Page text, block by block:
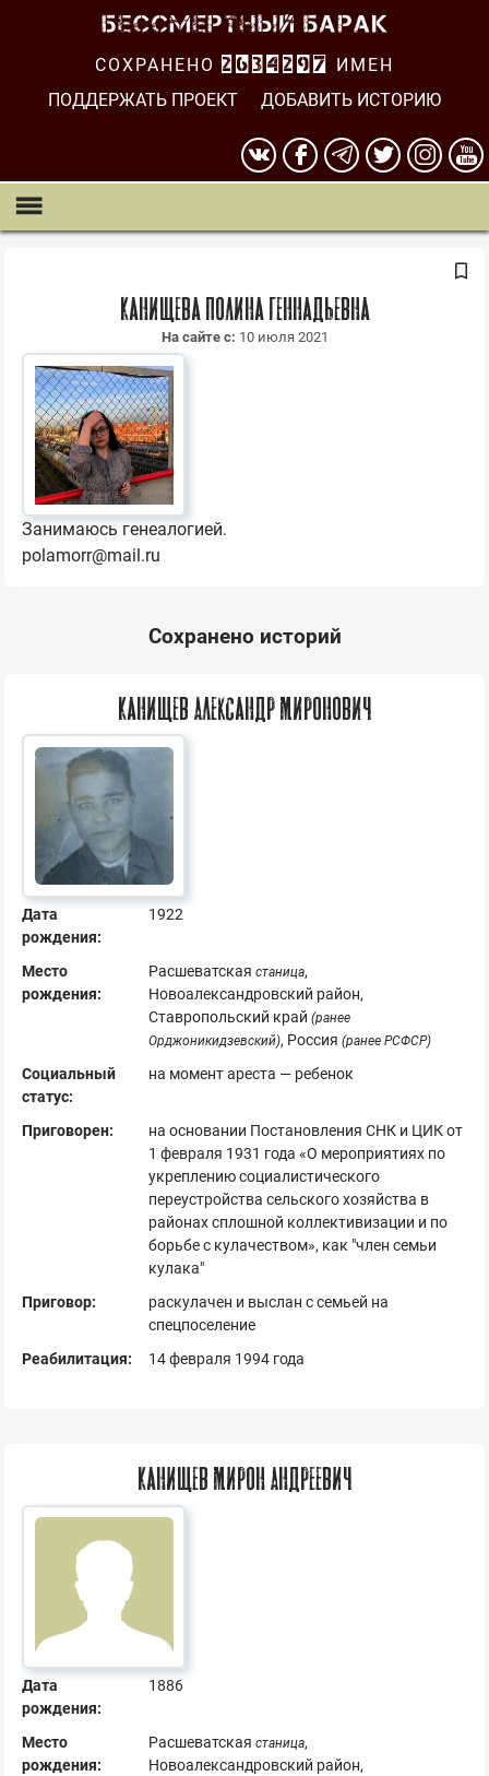
СОХРАНЕНО 2634297
ИМЕН
ПОДДЕРЖАТЬ ПРОЕКТ
ДОБАВИТЬ ИСТОРИЮ
Канищева Полина Геннадьевна
На сайте с: 10 июля 2021
Занимаюсь генеалогией.
polamorr@mail.ru
Сохранено историй
Канищев Александр Миронович
Дата
рождения:
1922
Место
рождения:
Расшеватская станица,
Новоалександровский район,
Ставропольский край (ранее
Орджоникидзевский), Россия (ранее РСФСР)
Социальный
статус:
на момент ареста — ребенок
Приговорен:
на основании Постановления СНК и ЦИК от
1 февраля 1931 года «О мероприятиях по
укреплению социалистического
переустройства сельского хозяйства в
районах сплошной коллективизации и по
борьбе с кулачеством», как "член семьи
кулака"
Приговор:
раскулачен и выслан с семьей на
спецпоселение
Реабилитация:
14 февраля 1994 года
Канищев Мирон Андреевич
Дата
рождения:
1886
Место
рождения:
Расшеватская станица,
Новоалександровский район,